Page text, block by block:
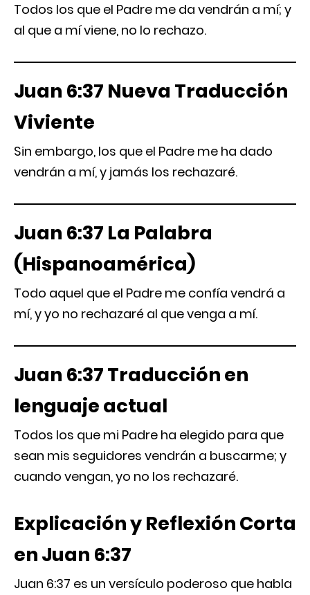
Todos los que el Padre me da vendrán a mí; y
al que a mí viene, no lo rechazo.
Juan 6:37 Nueva Traducción
Viviente
Sin embargo, los que el Padre me ha dado
vendrán a mí, y jamás los rechazaré.
Juan 6:37 La Palabra
(Hispanoamérica)
Todo aquel que el Padre me confía vendrá a
mí, y yo no rechazaré al que venga a mí.
Juan 6:37 Traducción en
lenguaje actual
Todos los que mi Padre ha elegido para que
sean mis seguidores vendrán a buscarme; y
cuando vengan, yo no los rechazaré.
Explicación y Reflexión Corta
en Juan 6:37
Juan 6:37 es un versículo poderoso que habla